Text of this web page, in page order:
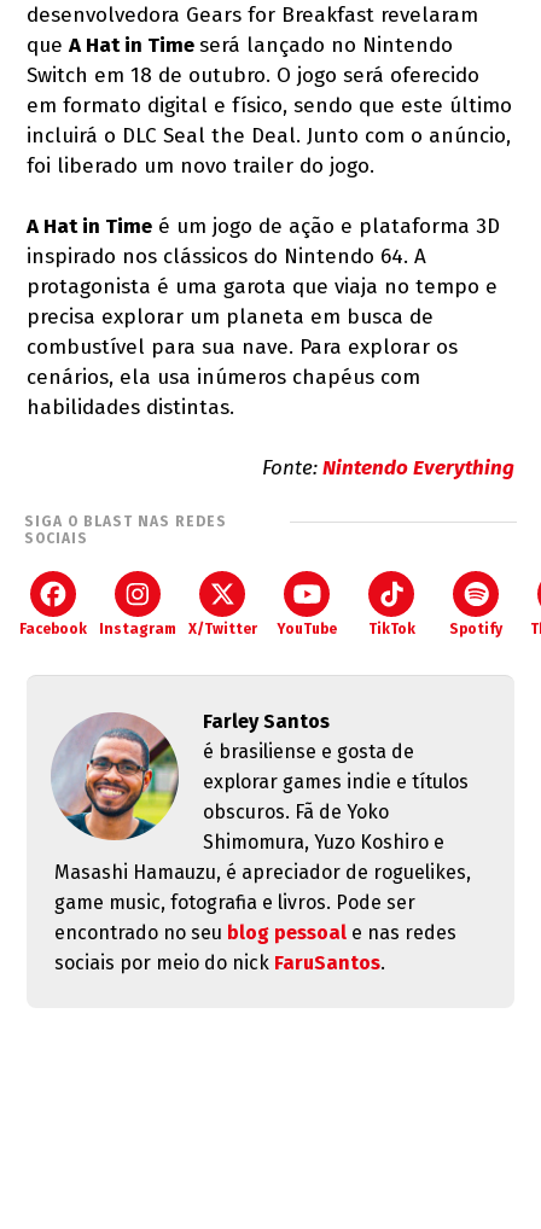
desenvolvedora Gears for Breakfast revelaram
queA Hat in Timeserá lançado no Nintendo
Switch em 18 de outubro. O jogo será oferecido
em formato digital e físico, sendo que este último
incluirá o DLC Seal the Deal. Junto com o anúncio,
foi liberado um novo trailer do jogo.
A Hat in Time é um jogo de ação e plataforma 3D
inspirado nos clássicos do Nintendo 64. A
protagonista é uma garota que viaja no tempo e
precisa explorar um planeta em busca de
combustível para sua nave. Para explorar os
cenários, ela usa inúmeros chapéus com
habilidades distintas.
Fonte:Nintendo Everything
SIGA O BLAST NAS REDES
SOCIAIS
Facebook Instagram X/Twitter YouTube TikTok Spotify
Farley Santos
é brasiliense e gosta de
explorar games indie e títulos
obscuros. Fã de Yoko
Shimomura, Yuzo Koshiro e
Masashi Hamauzu, é apreciador de roguelikes,
game music, fotografia e livros. Pode ser
encontrado no seu blog pessoale nas redes
sociais por meio do nick FaruSantos.